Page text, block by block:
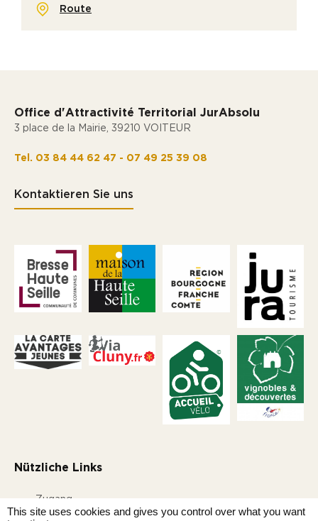
Route
Office d'Attractivité Territorial JurAbsolu
3 place de la Mairie, 39210 VOITEUR
Tel. 03 84 44 62 47 - 07 49 25 39 08
Kontaktieren Sie uns
Nützliche Links
Zugang
This site uses cookies and gives you control over what you want